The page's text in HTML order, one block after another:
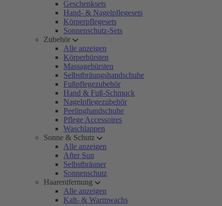
Geschenksets
Hand- & Nagelpflegesets
Körperpflegesets
Sonnenschutz-Sets
Zubehör
Alle anzeigen
Körperbürsten
Massagebürsten
Selbstbräungshandschuhe
Fußpflegezubehör
Hand & Fuß-Schmuck
Nagelpflegezubehör
Peelinghandschuhe
Pflege Accessoires
Waschlappen
Sonne & Schutz
Alle anzeigen
After Sun
Selbstbräuner
Sonnenschutz
Haarentfernung
Alle anzeigen
Kalt- & Warmwachs